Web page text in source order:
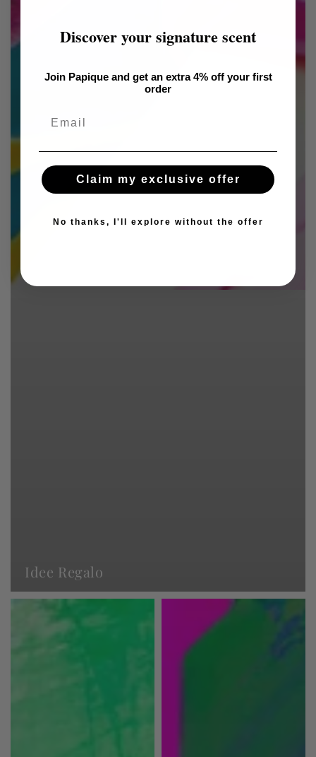
Idee Regalo
Discover your signature scent
Join Papique and get an extra 4% off your first
order
Claim my exclusive offer
No thanks, I'll explore without the offer